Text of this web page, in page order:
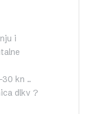
i
kn ..
dlkv ?